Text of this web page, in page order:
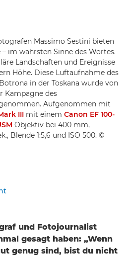
Massimo Sestini bieten
im wahrsten Sinne des Wortes.
Landschaften und Ereignisse
Höhe. Diese Luftaufnahme des
in der Toskana wurde von
Kampagne des
Aufgenommen mit
III mit einem Canon EF 100-
Objektiv bei 400 mm,
Blende 1:5,6 und ISO 500. ©
und Fotojournalist
gesagt haben: „Wenn
genug sind, bist du nicht